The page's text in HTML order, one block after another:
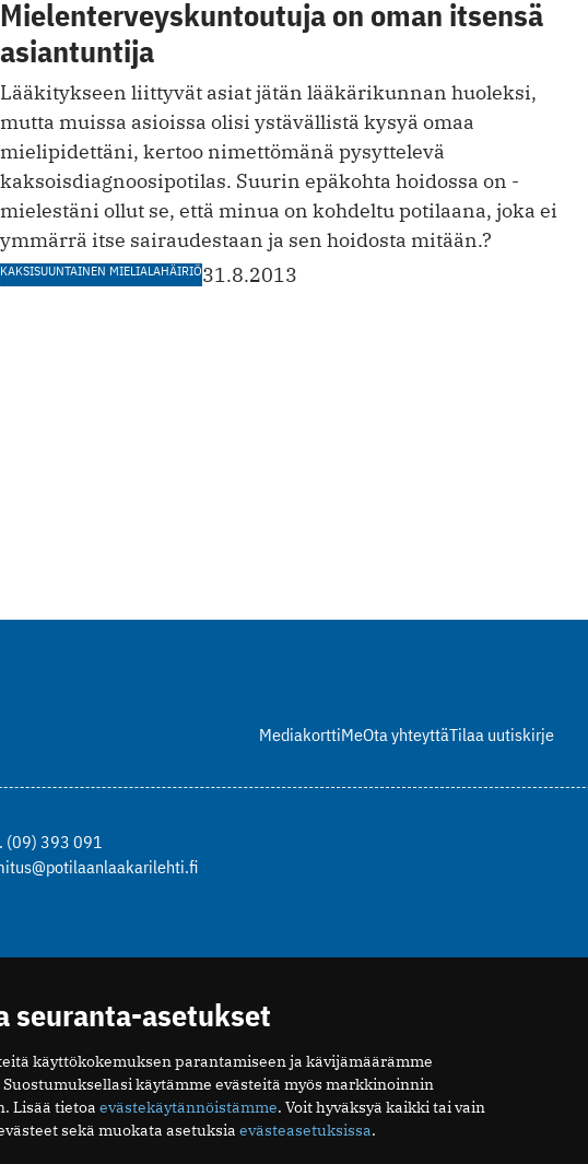
Mielenterveyskuntoutuja on oman itsensä
asiantuntija
Lääkitykseen liittyvät asiat jätän lääkärikunnan huoleksi,
mutta muissa asioissa olisi ystävällistä kysyä omaa
mielipidettäni, kertoo nimettömänä pysyttelevä
kaksoisdiagnoosipotilas. Suurin epäkohta hoidossa on ­
mielestäni ollut se, että minua on kohdeltu ­potilaana, joka ei
ymmärrä itse ­sairaudestaan ja sen hoidosta mitään.?
KAKSISUUNTAINEN MIELIALAHÄIRIÖ31.8.2013
MediakorttiMeOta yhteyttäTilaa uutiskirje
(09) 393 091
seuranta-asetukset
käyttökokemuksen parantamiseen ja kävijämäärämme
käytämme evästeitä myös markkinoinnin
Lisää tietoa evästekäytännöistämme. Voit hyväksyä kaikki tai vain
sekä muokata asetuksia evästeasetuksissa.